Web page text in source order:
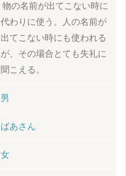
物の名前が出てこない時に
代わりに使う。人の名前が
出てこない時にも使われる
が、その場合とても失礼に
聞こえる。
男
ばあさん
女